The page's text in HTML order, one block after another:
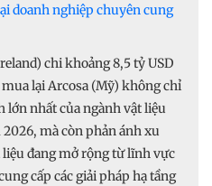
doanh nghiệp chuyên cung
chi khoảng 8,5 tỷ USD
lại Arcosa (Mỹ) không chỉ
nhất của ngành vật liệu
mà còn phản ánh xu
đang mở rộng từ lĩnh vực
cấp các giải pháp hạ tầng